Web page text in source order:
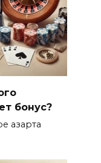
бонус?
азарта